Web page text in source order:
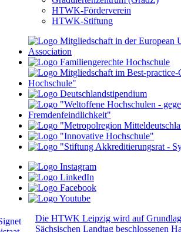
HTWK-Förderverein
HTWK-Stiftung
Die HTWK Leipzig wird auf
Sächsischen Landtag beschlossenen